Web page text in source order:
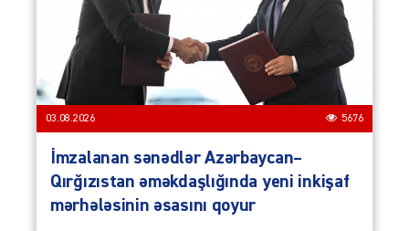
03.08.2026 5676
İmzalanan sənədlər Azərbaycan–
Qırğızıstan əməkdaşlığında yeni inkişaf
mərhələsinin əsasını qoyur